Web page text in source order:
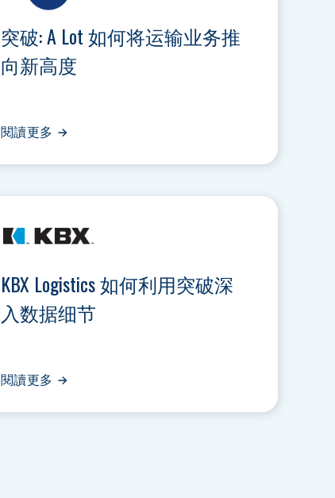
突破: A Lot 如何将运输业务推
向新高度
閱讀更多
KBX Logistics 如何利用突破深
入数据细节
閱讀更多